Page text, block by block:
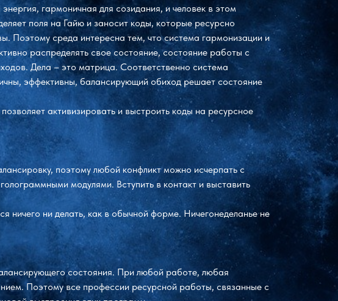
гармоничная для созидания, и человек в этом
поля на Гайю и заносит коды, которые ресурсно
Поэтому среда интересна тем, что система гармонизации и
распределять свое состояние, состояние работы с
Дела – это матрица. Соответственно система
эффективны, балансирующий обиход решает состояние
активизировать и выстроить коды на ресурсное
поэтому любой конфликт можно исчерпать с
модулями. Вступить в контакт и выставить
ничего ни делать, как в обычной форме. Ничегонеделанье не
состояния. При любой работе, любая
Поэтому все профессии ресурсной работы, связанные с